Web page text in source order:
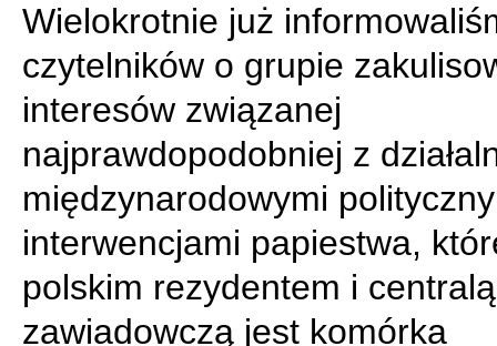
Wielokrotnie już
czytelników o grupie
interesów związanej
najprawdopodobniej z
międzynarodowymi
interwencjami papiestwa,
polskim rezydentem i centralą
zawiadowczą jest komórka